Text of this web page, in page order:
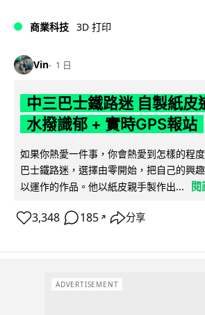
商業科技 3D 打印
Vin 1 日
中三巴士鐵路迷 自製紙皮
水撥識郁 + 實時GPS報站
如果你熱愛一件事，你會熱愛到怎樣的程
巴士鐵路迷，選擇由零開始，把自己的興
以運作的作品。他以紙皮親手製作出...
閱
3,348 185 ↗ 分享
ADVERTISEMENT